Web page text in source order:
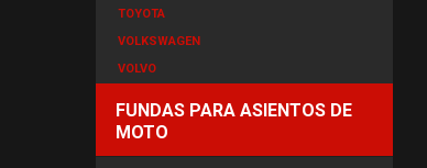
TOYOTA
VOLKSWAGEN
VOLVO
FUNDAS PARA ASIENTOS DE
MOTO